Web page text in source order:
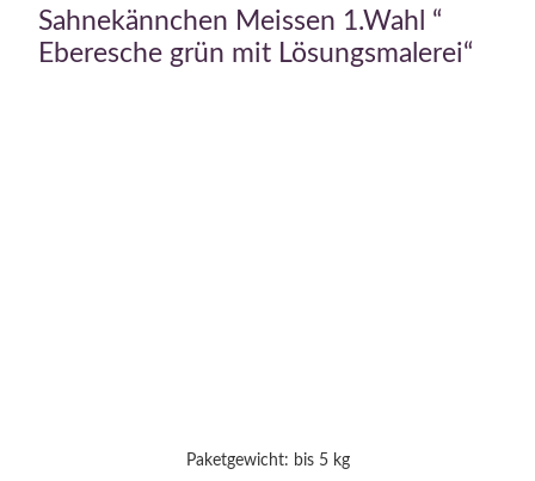
Sahnekännchen Meissen 1.Wahl “
Eberesche grün mit Lösungsmalerei“
Paketgewicht: bis 5 kg